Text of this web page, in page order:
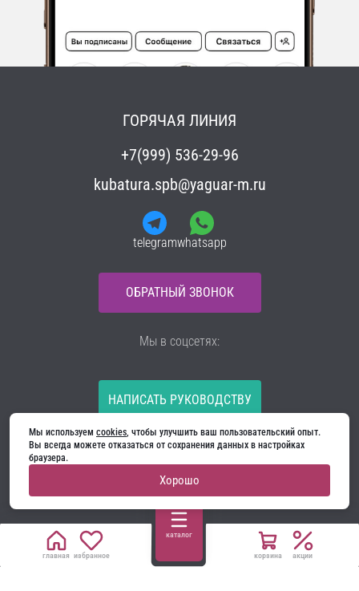
главная избранное
каталог
корзина акции
ГОРЯЧАЯ ЛИНИЯ
+7(999) 536-29-96
kubatura.spb@yaguar-m.ru
telegramwhatsapp
ОБРАТНЫЙ ЗВОНОК
НАПИСАТЬ РУКОВОДСТВУ
Все материалы на сайте принадлежат компании
ООО «Ягуар-М» — входные и межкомнатные двери
Политика конфиденциальности
Договор оферты
Cookie
Мы в соцсетях:
Мы используем cookies, чтобы улучшить ваш пользовательский опыт.
Вы всегда можете отказаться от сохранения данных в настройках
браузера.
Хорошо